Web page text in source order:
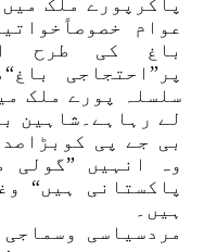
پاکرپورے ملک
عوام
باغ کی طرح
پر”احتجاجی
سلسلہ پورے ملک
لے رہاہے۔شاہین
بی جے پی
وہ انہیں ”گولی
پاکستانی ہیں“
ہیں۔
مردسیاسی